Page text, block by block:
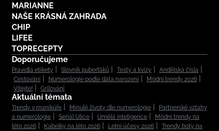
MARIANNE
NAŠE KRÁSNÁ ZAHRADA
CHIP
LIFEE
TOPRECEPTY
Doporučujeme
Pravidla etikety Slovník puberťáků Testy a kvízy
Andělská čísla
Cestování
Numerologie podle data narození
Módní trendy 2026
Vítejte!
Grilování
Aktuální témata
Trendy v manikúře Minulé životy dle numerologie
Partnerské vztahy
a numerologie
Seriál Ulice Umělá inteligence
Módní trendy na
léto 2026
Kabelky na léto 2026 Letní účesy 2026
Trendy boty na